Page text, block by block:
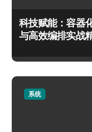
科技赋能：容器
与高效编排实战
系统